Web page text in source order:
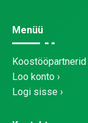
Menüü
Koostööpartnerid
Loo konto
Logi sisse